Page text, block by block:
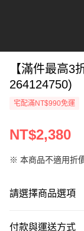
【滿件最高3
264124750)
宅配滿NT$990免運
NT$2,380
※ 本商品不適用折
請選擇商品選項
付款與運送方式